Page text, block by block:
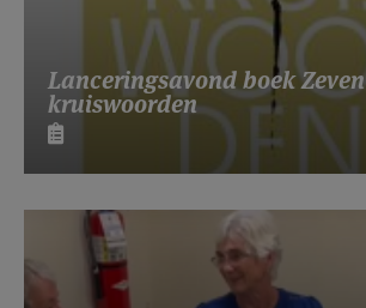
Lanceringsavond boek Zeven
kruiswoorden